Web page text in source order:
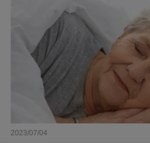
2023/07/04